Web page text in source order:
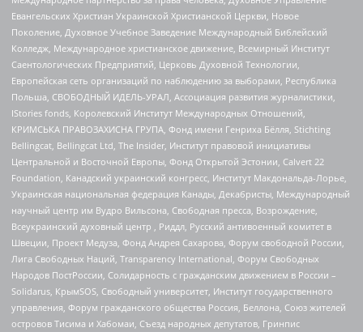
Евангельских Христиан Украинской Христианской Церкви, Новое
Поколение, Духовное Учебное Заведение Международный Библейский
Колледж, Международное христианское движение, Всемирный Институт
Саентологических Предприятий, Церковь Духовной Технологии,
Европейская сеть организаций по наблюдению за выборами, Республика
Польша, СВОБОДНЫЙ ИДЕЛЬ-УРАЛ, Ассоциация развития журналистики,
IStories fonds, Королевский Институт Международных Отношений,
КРИМСЬКА ПРАВОЗАХИСНА ГРУПА, Фонд имени Генриха Бёлля, Stichting
Bellingcat, Bellingcat Ltd, The Insider, Институт правовой инициативы
Центральной и Восточной Европы, Фонд Открытой Эстонии, Calvert 22
Foundation, Канадский украинский конгресс, Институт Макдональда-Лорье,
Украинская национальная федерация Канады, Декабристы, Международный
научный центр им Вудро Вильсона, Свободная пресса, Возрождение,
Всеукраинский духовный центр , Риддл, Русский антивоенный комитет в
Швеции, Проект Медуза, Фонд Андрея Сахарова, Форум свободной России,
Лига Свободных Наций, Transparеncy International, Форум Свободных
Народов ПостРоссии, Солидарность с гражданским движением в России –
Solidarus, КрымSOS, Свободный университет, Институт государственного
управления, Форум гражданского общества Россия, Беллона, Союз жителей
островов Тисима и Хабомаи, Съезд народных депутатов, Гринпис